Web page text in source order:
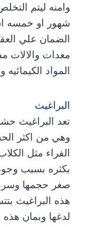
وامنه ليتم
شهور او خمسه
الضمان علي
معدات والالات
المواد
البراغيث
تعد البراغيث
وهي من اكثر
الفراء مثل
بكثره بسبب وجود
صغر حجمها
هذه البراغيث
لدغها وبمان